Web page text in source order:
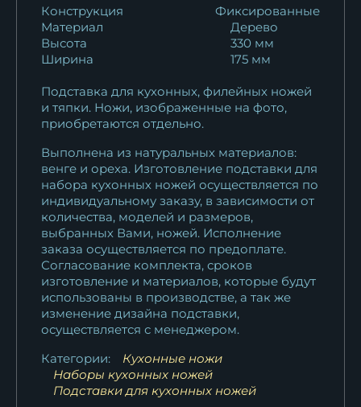
Конструкция
Фиксированные
Материал
Дерево
Высота
330 мм
Ширина
175 мм
Подставка для кухонных, филейных ножей
и тяпки. Ножи, изображенные на фото,
приобретаются отдельно.
Выполнена из натуральных материалов:
венге и ореха. Изготовление подставки для
набора кухонных ножей осуществляется по
индивидуальному заказу, в зависимости от
количества, моделей и размеров,
выбранных Вами, ножей. Исполнение
заказа осуществляется по предоплате.
Согласование комплекта, сроков
изготовление и материалов, которые будут
использованы в производстве, а так же
изменение дизайна подставки,
осуществляется с менеджером.
Категории:
Кухонные ножи
Наборы кухонных ножей
Подставки для кухонных ножей